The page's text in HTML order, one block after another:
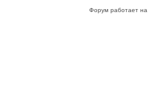
Форум работает